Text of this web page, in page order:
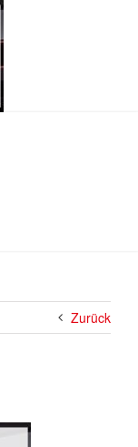
Zurück